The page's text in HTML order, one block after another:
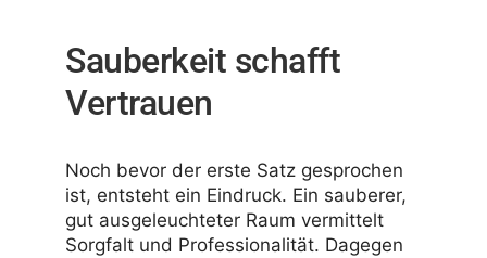
Sauberkeit schafft
Vertrauen
Noch bevor der erste Satz gespro­chen
ist, entsteht ein Eindruck. Ein sauberer,
gut ausge­leuch­teter Raum vermit­telt
Sorg­falt und Profes­sio­na­lität. Dagegen